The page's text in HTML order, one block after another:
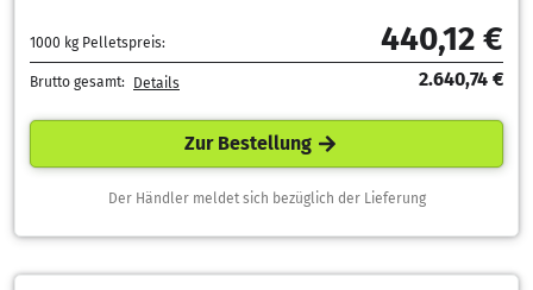
1000 kg Pelletspreis: 440,12 €
Brutto gesamt: Details 2.640,74 €
Zur Bestellung
Der Händler meldet sich bezüglich der Lieferung